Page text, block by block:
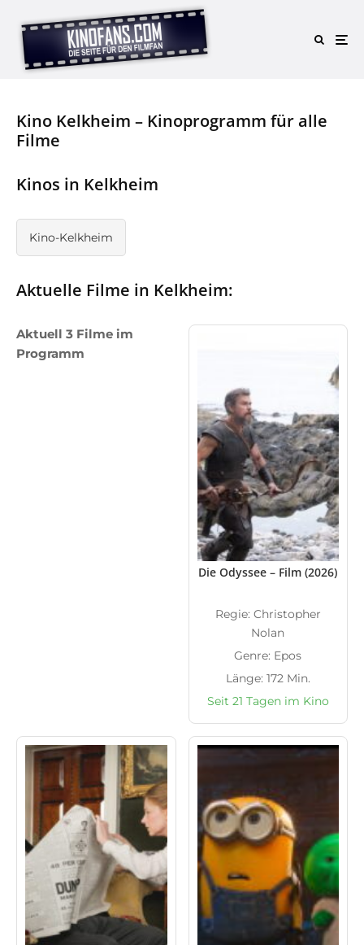
Kino Kelkheim – Kinoprogramm für alle
Filme
Kinos in Kelkheim
Kino-Kelkheim
Aktuelle Filme in Kelkheim:
Aktuell 3 Filme im
Programm
Die Odyssee – Film (2026)
Regie: Christopher
Nolan
Genre: Epos
Länge: 172 Min.
Seit 21 Tagen im Kino